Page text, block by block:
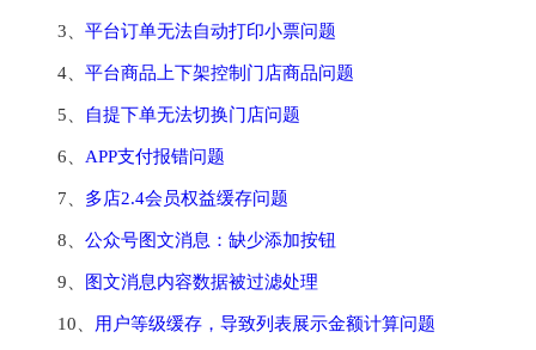
3、 平台订单无法自动打印小票问题
4、 平台商品上下架控制门店商品问题
5、 自提下单无法切换门店问题
6、 APP支付报错问题
7、 多店2.4会员权益缓存问题
8、 公众号图文消息：缺少添加按钮
9、 图文消息内容数据被过滤处理
10、 用户等级缓存，导致列表展示金额计算问题